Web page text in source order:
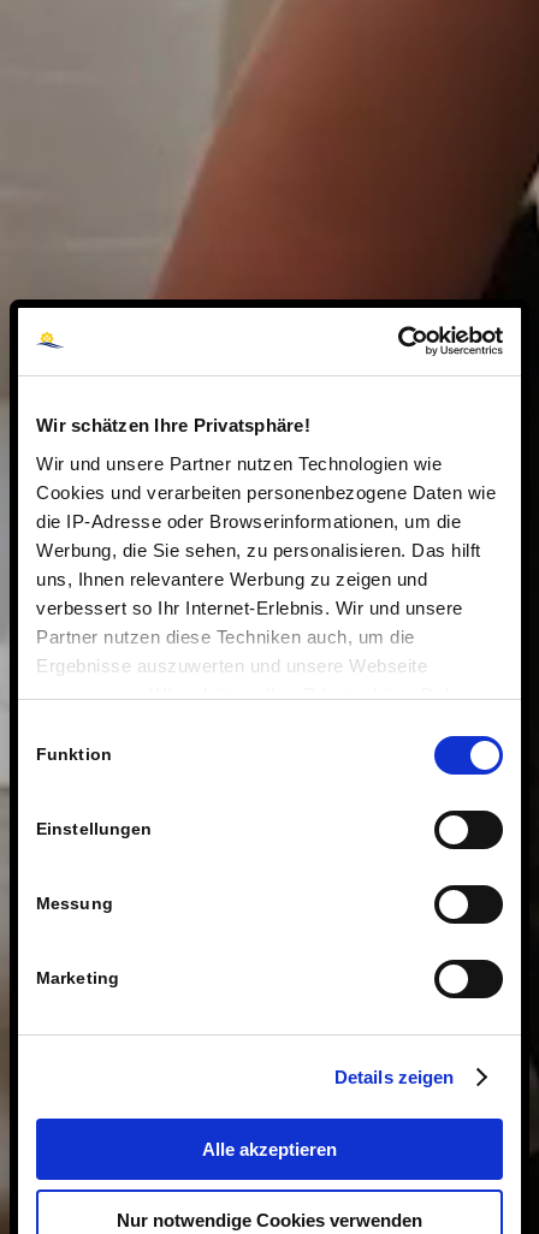
Wir schätzen Ihre Privatsphäre!
Wir und unsere Partner nutzen Technologien wie
Cookies und verarbeiten personenbezogene Daten wie
die IP-Adresse oder Browserinformationen, um die
Werbung, die Sie sehen, zu personalisieren. Das hilft
uns, Ihnen relevantere Werbung zu zeigen und
verbessert so Ihr Internet-Erlebnis. Wir und unsere
Partner nutzen diese Techniken auch, um die
Ergebnisse auszuwerten und unsere Webseite
anzupassen. Wir schätzen Ihre Privatsphäre. Daher
Technologien.
Funktion
Einstellungen
Messung
Marketing
Details zeigen
Alle akzeptieren
Nur notwendige Cookies verwenden